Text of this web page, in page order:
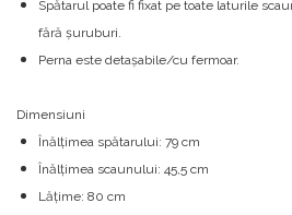
Spătarul poate fi fixat pe toate laturile
fără șuruburi.
Perna este detașabile/cu fermoar.
Dimensiuni
Înălțimea spătarului: 79 cm
Înălțimea scaunului: 45,5 cm
Lățime: 80 cm